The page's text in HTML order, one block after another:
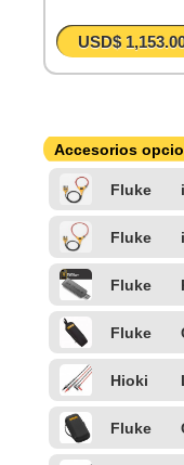
USD$
Accesorios
Fluke
Fluke
Fluke
Fluke
Hioki
Fluke